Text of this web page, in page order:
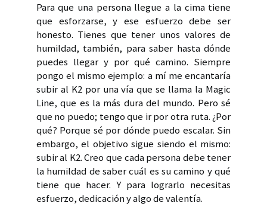
Para que una persona llegue a la cima tiene
que esforzarse, y ese esfuerzo debe ser
honesto. Tienes que tener unos valores de
humildad, también, para saber hasta dónde
puedes llegar y por qué camino. Siempre
pongo el mismo ejemplo: a mí me encantaría
subir al K2 por una vía que se llama la Magic
Line, que es la más dura del mundo. Pero sé
que no puedo; tengo que ir por otra ruta. ¿Por
qué? Porque sé por dónde puedo escalar. Sin
embargo, el objetivo sigue siendo el mismo:
subir al K2. Creo que cada persona debe tener
la humildad de saber cuál es su camino y qué
tiene que hacer. Y para lograrlo necesitas
esfuerzo, dedicación y algo de valentía.